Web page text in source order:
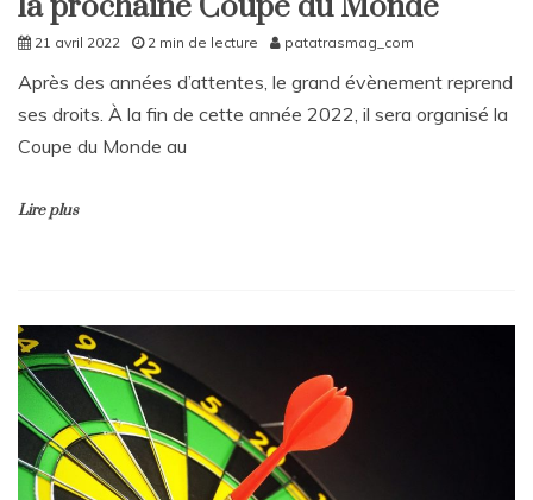
21 avril 2022 2 min de lecture patatrasmag_com
Après des années d’attentes, le grand évènement reprend
ses droits. À la fin de cette année 2022, il sera organisé la
Coupe du Monde au
Lire plus